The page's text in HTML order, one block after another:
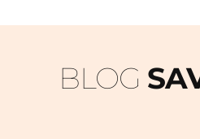
BLOG